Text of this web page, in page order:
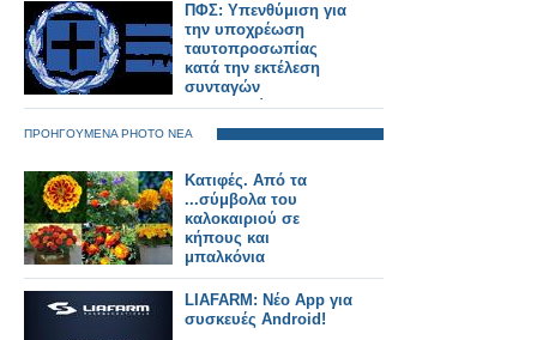
ΠΦΣ: Υπενθύμιση για
την υποχρέωση
ταυτοπροσωπίας
κατά την εκτέλεση
συνταγών
ναρκωτικών
φαρμάκων
ΠΡΟΗΓΟΥΜΕΝΑ PHOTO ΝΕΑ
Κατιφές. Από τα
...σύμβολα του
καλοκαιριού σε
κήπους και
μπαλκόνια
LIAFARM: Νέο App για
συσκευές Android!